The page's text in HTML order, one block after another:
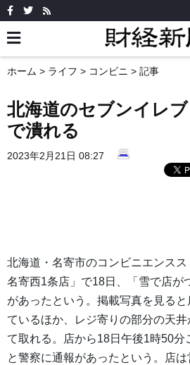
ホーム > ライフ > コンビニ > 記事
北海道のセブンイレ
で潰れる
2023年2月21日 08:27
北海道・名寄市のコンビニエンス
名寄西1条店」で18日、「雪で店が
があったという。掲載写真を見る
ているほか、レジ寄りの部分の天
て取れる。店から18日午後1時50分
と警察に通報があったという。店